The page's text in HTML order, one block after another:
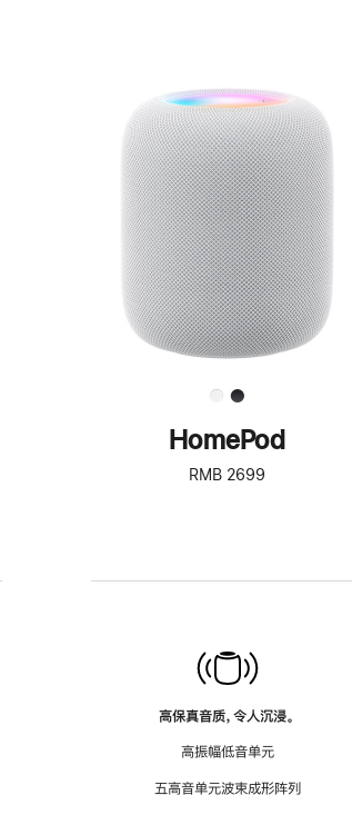
进
一
步
了
解
HomePod<
HomePod
RMB 2699
高保真音质，令人沉浸。
高振幅低音单元
五高音单元波束成形阵列